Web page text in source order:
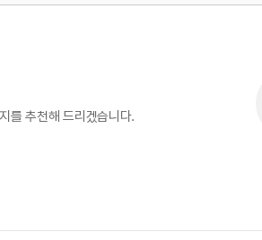
를 추천해 드리겠습니다.